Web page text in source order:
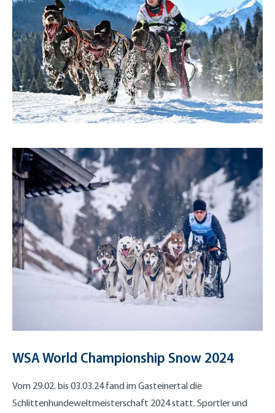
WSA World Championship Snow 2024
Vom 29.02. bis 03.03.24 fand im Gasteinertal die
Schlittenhundeweltmeisterschaft 2024 statt. Sportler und